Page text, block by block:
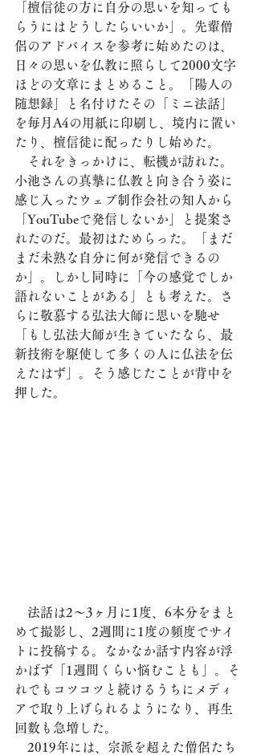
「檀信徒の方に自分の思いを知っても
らうにはどうしたらいいか」。先輩僧
侶のアドバイスを参考に始めたのは、
日々の思いを仏教に照らして2000文字
ほどの文章にまとめること。「陽人の
随想録」と名付けたその「ミニ法話」
を毎月A4の用紙に印刷し、境内に置い
たり、檀信徒に配ったりし始めた。
それをきっかけに、転機が訪れた。
小池さんの真摯に仏教と向き合う姿に
感じ入ったウェブ制作会社の知人から
「YouTubeで発信しないか」と提案さ
れたのだ。最初はためらった。「まだ
まだ未熟な自分に何が発信できるの
か」。しかし同時に「今の感覚でしか
語れないことがある」とも考えた。さ
らに敬慕する弘法大師に思いを馳せ
「もし弘法大師が生きていたなら、最
新技術を駆使して多くの人に仏法を伝
えたはず」。そう感じたことが背中を
押した。
法話は2～3ヶ月に1度、6本分をまと
めて撮影し、2週間に1度の頻度でサイ
トに投稿する。なかなか話す内容が浮
かばず「1週間くらい悩むことも」。そ
れでもコツコツと続けるうちにメディ
アで取り上げられるようになり、再生
回数も急増した。
2019年には、宗派を超えた僧侶たち